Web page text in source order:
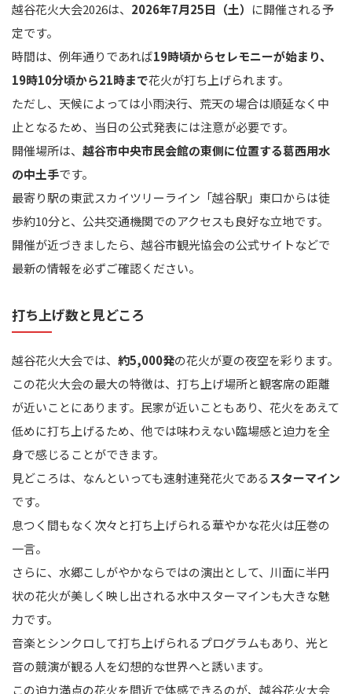
越谷花火大会2026は、 2026年7月25日（土） に開催される予
定です。
時間は、例年通りであれば19時頃からセレモニーが始まり、
19時10分頃から21時まで花火が打ち上げられます。
ただし、天候によっては小雨決行、荒天の場合は順延なく中
止となるため、当日の公式発表には注意が必要です。
開催場所は、 越谷市中央市民会館の東側に位置する葛西用水
の中土手です。
最寄り駅の東武スカイツリーライン「越谷駅」東口からは徒
歩約10分と、公共交通機関でのアクセスも良好な立地です。
開催が近づきましたら、越谷市観光協会の公式サイトなどで
最新の情報を必ずご確認ください。
打ち上げ数と見どころ
越谷花火大会では、 約5,000発の花火が夏の夜空を彩ります。
この花火大会の最大の特徴は、打ち上げ場所と観客席の距離
が近いことにあります。民家が近いこともあり、花火をあえて
低めに打ち上げるため、他では味わえない臨場感と迫力を全
身で感じることができます。
見どころは、なんといっても速射連発花火であるスターマイン
です。
息つく間もなく次々と打ち上げられる華やかな花火は圧巻の
一言。
さらに、水郷こしがやかならではの演出として、川面に半円
状の花火が美しく映し出される水中スターマインも大きな魅
力です。
音楽とシンクロして打ち上げられるプログラムもあり、光と
音の競演が観る人を幻想的な世界へと誘います。
この迫力満点の花火を間近で体感できるのが、越谷花火大会